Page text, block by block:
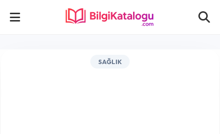
SAĞLIK